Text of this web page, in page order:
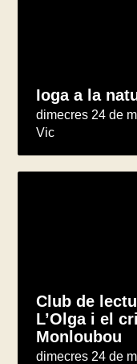
Ioga a la
dimecres 24 de
Vic
Club de
L’Olga i el
Monloubou
dimecres 24 de